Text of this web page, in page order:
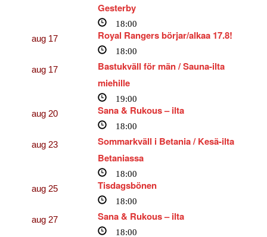
Gesterby
18:00
aug 17 Royal Rangers börjar/alkaa 17.8!
18:00
aug 17
Bastukväll för män / Sauna-ilta
miehille
19:00
aug 20 Sana & Rukous – ilta
18:00
aug 23
Sommarkväll i Betania / Kesä-ilta
Betaniassa
18:00
aug 25 Tisdagsbönen
18:00
aug 27 Sana & Rukous – ilta
18:00